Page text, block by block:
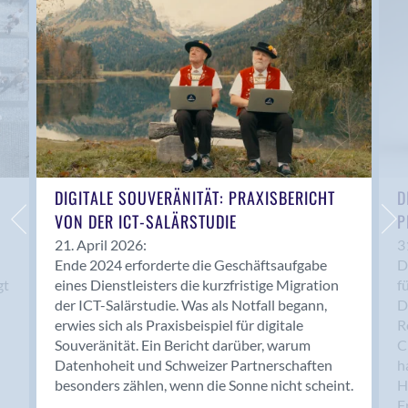
Anwil
Appenzell
Au SG
Baar
Baden
Balsthal
Balzers
Basel
Bassersdorf
Belp
Bendern
Benken (SG)
Bergdietikon
Berlin
Bern
Bern - Liebefeld
DIGITALE SOUVERÄNITÄT: PRAXISBERICHT
VON DER ICT-SALÄRSTUDIE
21. April 2026:
Ende 2024 erforderte die Geschäftsaufgabe
eines Dienstleisters die kurzfristige Migration
der ICT-Salärstudie. Was als Notfall begann,
erwies sich als Praxisbeispiel für digitale
Souveränität. Ein Bericht darüber, warum
Datenhoheit und Schweizer Partnerschaften
besonders zählen, wenn die Sonne nicht scheint.